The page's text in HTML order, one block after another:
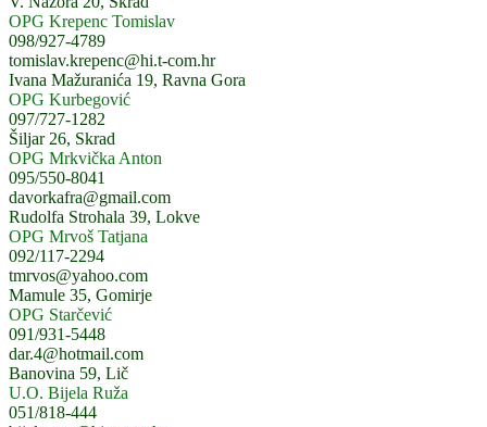
OPG Krepenc Tomislav
098/927-4789
tomislav.krepenc@hi.t-com.hr
Ivana Mažuranića 19, Ravna Gora
OPG Kurbegović
097/727-1282
Šiljar 26, Skrad
OPG Mrkvička Anton
095/550-8041
davorkafra@gmail.com
Rudolfa Strohala 39, Lokve
OPG Mrvoš Tatjana
092/117-2294
tmrvos@yahoo.com
Mamule 35, Gomirje
OPG Starčević
091/931-5448
dar.4@hotmail.com
Banovina 59, Lič
U.O. Bijela Ruža
051/818-444